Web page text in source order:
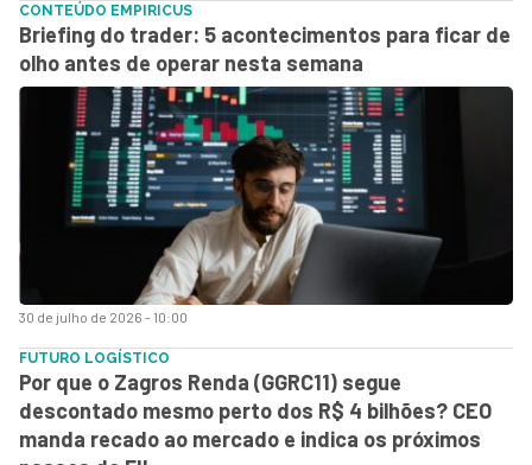
30 de julho de 2026 - 10:00
CONTEÚDO EMPIRICUS
Briefing do trader: 5 acontecimentos para ficar de
olho antes de operar nesta semana
FUTURO LOGÍSTICO
Por que o Zagros Renda (GGRC11) segue
descontado mesmo perto dos R$ 4 bilhões? CEO
manda recado ao mercado e indica os próximos